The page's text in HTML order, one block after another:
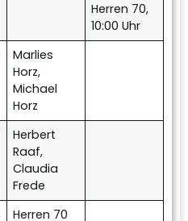
Herren 70,
10:00 Uhr
Marlies
Horz,
Michael
Horz
Herbert
Raaf,
Claudia
Frede
Herren 70